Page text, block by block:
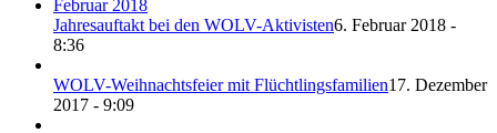
Jahresauftakt bei den WOLV-Aktivisten6. Februar 2018 -
8:36
WOLV-Weihnachtsfeier mit Flüchtlingsfamilien17. Dezember
2017 - 9:09